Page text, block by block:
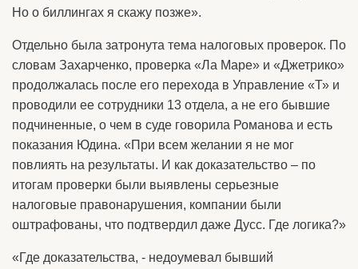
Но о биллингах я скажу позже».
Отдельно была затронута тема налоговых проверок. По
словам Захарченко, проверка «Ла Маре» и «Джетрико»
продолжалась после его перехода в Управление «Т» и
проводили ее сотрудники 13 отдела, а не его бывшие
подчиненные, о чем в суде говорила Романова и есть
показания Юдина. «При всем желании я не мог
повлиять на результаты. И как доказательство – по
итогам проверки были выявлены серьезные
налоговые правонарушения, компании были
оштрафованы, что подтвердил даже Дусс. Где логика?»
«Где доказательства, - недоумевал бывший